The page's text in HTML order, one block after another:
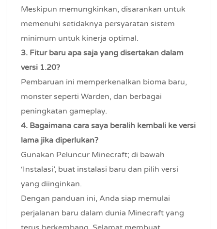
Meskipun memungkinkan, disarankan untuk
memenuhi setidaknya persyaratan sistem
minimum untuk kinerja optimal.
3. Fitur baru apa saja yang disertakan dalam
versi 1.20?
Pembaruan ini memperkenalkan bioma baru,
monster seperti Warden, dan berbagai
peningkatan gameplay.
4. Bagaimana cara saya beralih kembali ke versi
lama jika diperlukan?
Gunakan Peluncur Minecraft; di bawah
‘Instalasi’, buat instalasi baru dan pilih versi
yang diinginkan.
Dengan panduan ini, Anda siap memulai
perjalanan baru dalam dunia Minecraft yang